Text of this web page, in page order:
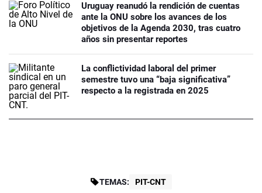
Uruguay reanudó la rendición de cuentas
ante la ONU sobre los avances de los
objetivos de la Agenda 2030, tras cuatro
años sin presentar reportes
La conflictividad laboral del primer
semestre tuvo una “baja significativa”
respecto a la registrada en 2025
TEMAS: PIT-CNT